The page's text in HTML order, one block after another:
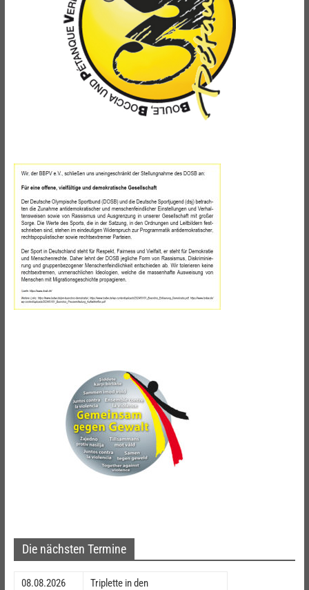
Die nächsten Termine
08.08.2026
Triplette in den